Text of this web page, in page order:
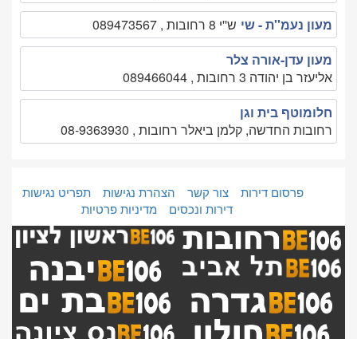
מעון נעמ''ת - שי ש''י 8 רחובות , 089473567
מעון עדן-אורה צלר
אליעזר בן יהודה 3 רחובות , 089466044
חלומוטף בית וגן
רחובות החדשה, קלמן ביאלר רחובות , 08-9363930
פרסום דירות צור קשר הצהרת נגישות
תפריט נגישות
דירות ונכסים
מדיניות פרטיות